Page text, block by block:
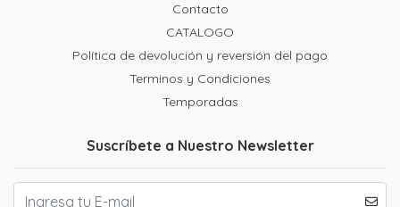
Contacto
CATALOGO
Política de devolución y reversión del pago
Terminos y Condiciones
Temporadas
Suscríbete a Nuestro Newsletter